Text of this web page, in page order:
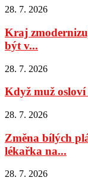
28. 7. 2026
Kraj
být v...
28. 7. 2026
Když muž
28. 7. 2026
Změna bílých
lékařka na...
28. 7. 2026